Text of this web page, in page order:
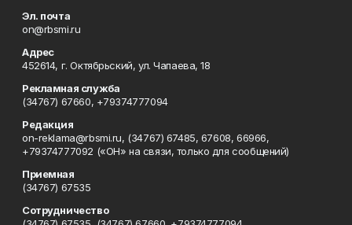
Эл. почта
on@rbsmi.ru
Адрес
452614, г. Октябрьский, ул. Чапаева, 18
Рекламная служба
(34767) 67660, +79374777094
Редакция
on-reklama@rbsmi.ru, (34767) 67485, 67608, 66966,
+79374777092 («ОН» на связи, только для сообщений)
Приемная
(34767) 67535
Сотрудничество